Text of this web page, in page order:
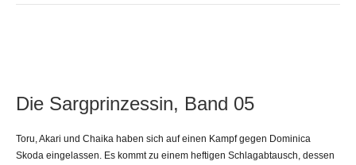
Die Sargprinzessin, Band 05
Toru, Akari und Chaika haben sich auf einen Kampf gegen Dominica
Skoda eingelassen. Es kommt zu einem heftigen Schlagabtausch, dessen